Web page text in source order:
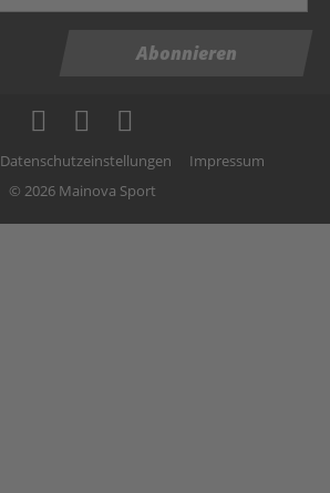
Abonnieren
Datenschutzeinstellungen
Impressum
© 2026 Mainova Sport